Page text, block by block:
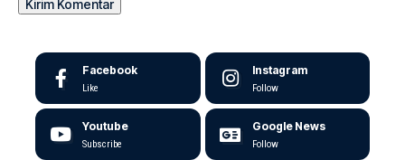
Facebook
Like
Instagram
Follow
Youtube
Subscribe
Google News
Follow